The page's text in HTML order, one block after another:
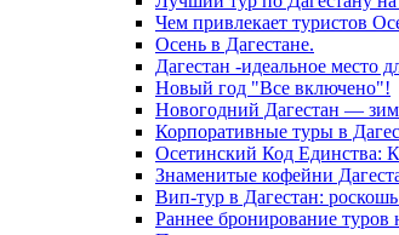
Чем привлекает туристов
Осень в Дагестане.
Дагестан -идеальное место
Новый год "Все включено"!
Новогодний Дагестан —
Корпоративные туры в
Осетинский Код Единства:
Знаменитые кофейни
Вип-тур в Дагестан:
Раннее бронирование